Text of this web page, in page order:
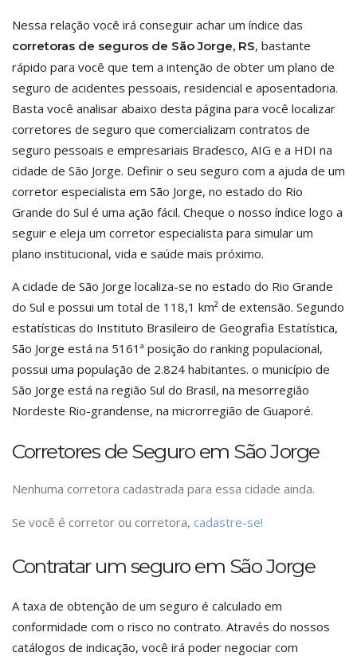
Nessa relação você irá conseguir achar um índice das
corretoras de seguros de São Jorge, RS, bastante
rápido para você que tem a intenção de obter um plano de
seguro de acidentes pessoais, residencial e aposentadoria.
Basta você analisar abaixo desta página para você localizar
corretores de seguro que comercializam contratos de
seguro pessoais e empresariais Bradesco, AIG e a HDI na
cidade de São Jorge. Definir o seu seguro com a ajuda de um
corretor especialista em São Jorge, no estado do Rio
Grande do Sul é uma ação fácil. Cheque o nosso índice logo a
seguir e eleja um corretor especialista para simular um
plano institucional, vida e saúde mais próximo.
A cidade de São Jorge localiza-se no estado do Rio Grande
do Sul e possui um total de 118,1 km² de extensão. Segundo
estatísticas do Instituto Brasileiro de Geografia Estatística,
São Jorge está na 5161ª posição do ranking populacional,
possui uma população de 2.824 habitantes. o município de
São Jorge está na região Sul do Brasil, na mesorregião
Nordeste Rio-grandense, na microrregião de Guaporé.
Corretores de Seguro em São Jorge
Nenhuma corretora cadastrada para essa cidade ainda.
Se você é corretor ou corretora, cadastre-se!
Contratar um seguro em São Jorge
A taxa de obtenção de um seguro é calculado em
conformidade com o risco no contrato. Através do nossos
catálogos de indicação, você irá poder negociar com